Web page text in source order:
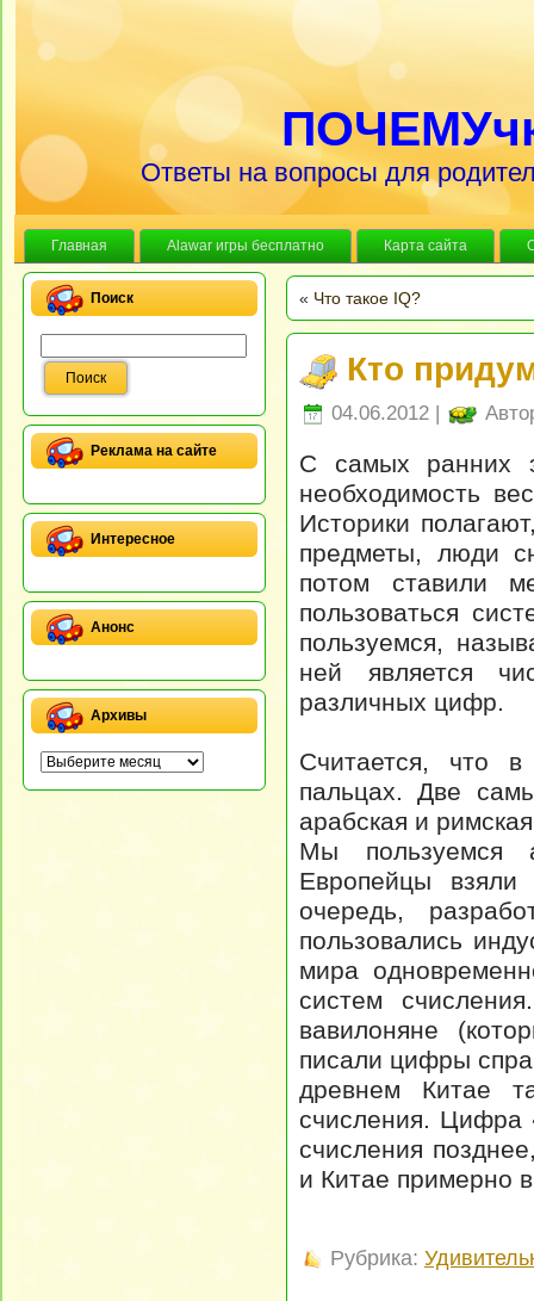
Ответы на вопросы для
Главная Alawar игры бесплатно Карта сайта
Поиск
Реклама на сайте
Интересное
Анонс
Архивы
« Что такое IQ?
Кто
04.06.2012 |
С самых ранних
необходимость
Историки
предметы, люди
потом ставили
пользоваться
пользуемся,
ней является
различных цифр.
Считается, что
пальцах. Две
арабская и
Мы пользуемся
Европейцы
очередь,
пользовались
мира
систем
вавилоняне
писали цифры
древнем Китае
счисления. Цифра
счисления
и Китае примерно
Рубрика: